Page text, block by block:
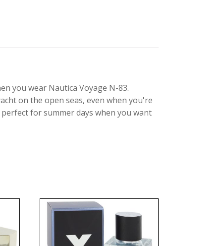
you wear Nautica Voyage N-83.
on the open seas, even when you're
for summer days when you want